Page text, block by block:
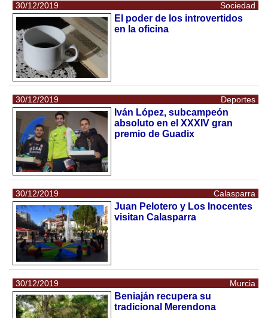
30/12/2019 Sociedad
El poder de los introvertidos
en la oficina
30/12/2019 Deportes
Iván López, subcampeón
absoluto en el XXXIV gran
premio de Guadix
30/12/2019 Calasparra
Juan Pelotero y Los Inocentes
visitan Calasparra
30/12/2019 Murcia
Beniaján recupera su
tradicional Merendona